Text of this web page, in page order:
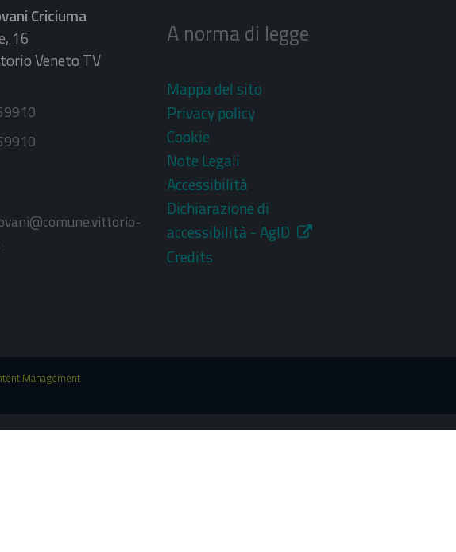
Criciuma
16
Veneto TV
A norma di legge
Mappa del sito
Privacy policy
Cookie
Note Legali
Accessibilità
Dichiarazione di
accessibilità - AgID
Credits
Management